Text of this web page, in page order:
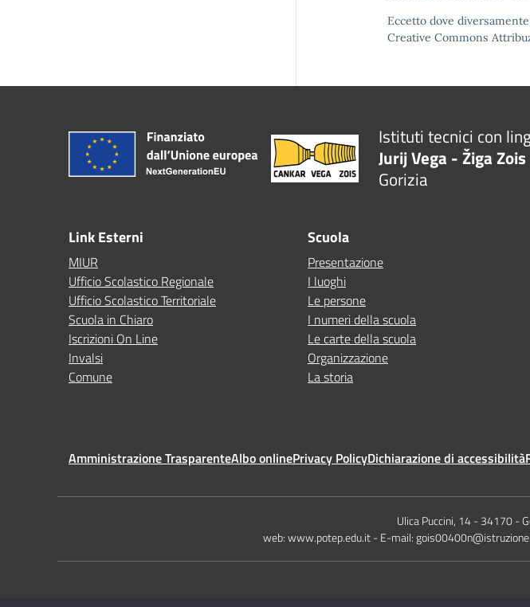
Eccetto dove
Creative Commons
Istituti tecnici con
Jurij Vega - Žiga Zois
Gorizia
Link Esterni
MIUR
Ufficio Scolastico Regionale
Ufficio Scolastico Territoriale
Scuola in Chiaro
Iscrizioni On Line
Invalsi
Comune
Scuola
Presentazione
I luoghi
Le persone
I numeri della scuola
Le carte della scuola
Organizzazione
La storia
Amministrazione TrasparenteAlbo onlinePrivacy PolicyDichiarazione di accessibilità
Ulica Puccini, 14 - 34170 -
web: www.potep.edu.it - E-mail: